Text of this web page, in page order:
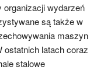
wydarzeń
są także w
maszyn
ostatnich latach coraz
stalowe